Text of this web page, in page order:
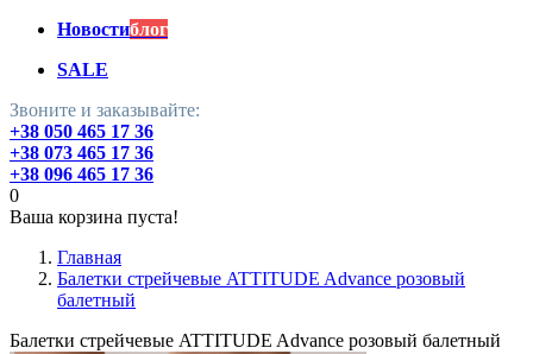
Новостиблог
SALE
Звоните и заказывайте:
+38 050 465 17 36
+38 073 465 17 36
+38 096 465 17 36
0
Ваша корзина пуста!
Главная
Балетки стрейчевые ATTITUDE Advance розовый
балетный
Балетки стрейчевые ATTITUDE Advance розовый балетный